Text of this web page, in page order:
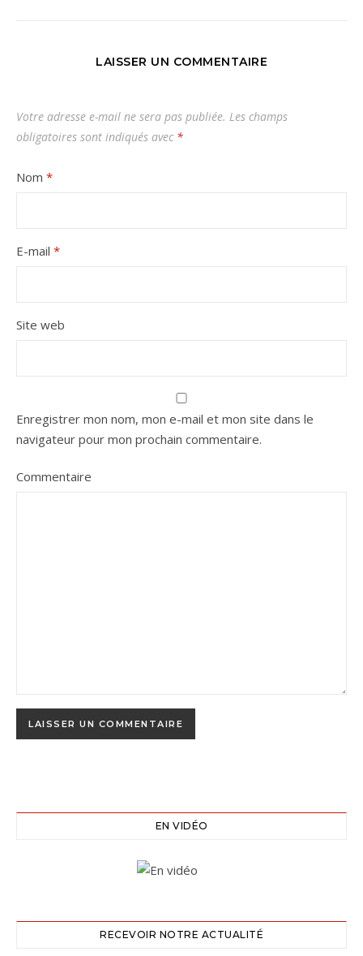
LAISSER UN COMMENTAIRE
Votre adresse e-mail ne sera pas publiée. Les champs
obligatoires sont indiqués avec *
Nom *
E-mail *
Site web
Enregistrer mon nom, mon e-mail et mon site dans le
navigateur pour mon prochain commentaire.
Commentaire
EN VIDÉO
RECEVOIR NOTRE ACTUALITÉ